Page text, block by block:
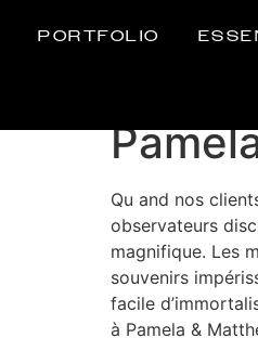
PORTFOLIO
Qu and nos
observateurs
magnifique. Les
souvenirs
facile
à Pamela &